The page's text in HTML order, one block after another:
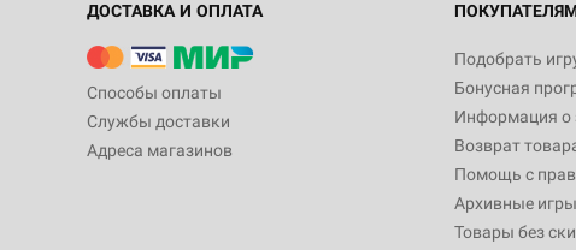
ДОСТАВКА И ОПЛАТА
Способы оплаты
Службы доставки
Адреса магазинов
Подобрать
Бонусная
Информация о
Возврат
Помощь с
Архивные игры
Товары без